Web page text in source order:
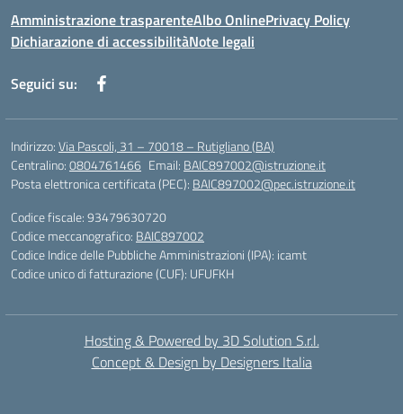
Amministrazione trasparenteAlbo OnlinePrivacy Policy
Dichiarazione di accessibilitàNote legali
Seguici su:
Indirizzo:Via Pascoli, 31 – 70018 – Rutigliano (BA)
Centralino:0804761466 Email: BAIC897002@istruzione.it
Posta elettronica certificata (PEC): BAIC897002@pec.istruzione.it
Codice fiscale: 93479630720
Codice meccanografico: BAIC897002
Codice Indice delle Pubbliche Amministrazioni (IPA): icamt
Codice unico di fatturazione (CUF): UFUFKH
Hosting & Powered by 3D Solution S.r.l.
Concept & Design by Designers Italia